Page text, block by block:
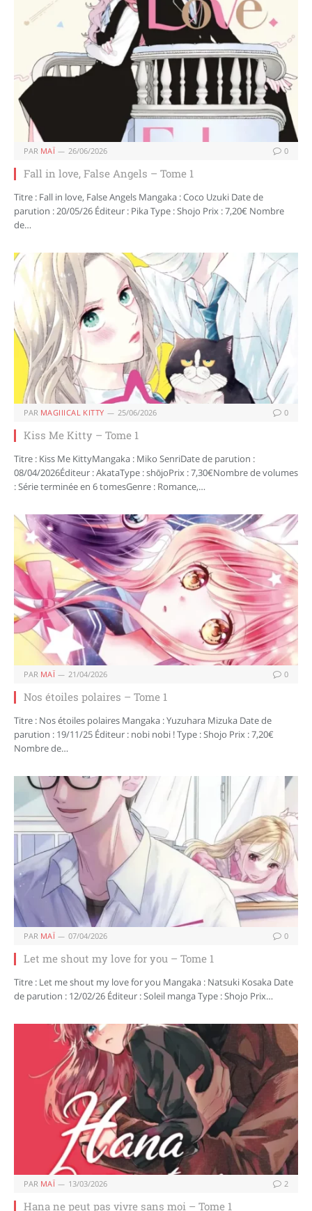
PAR MAÏ 26/06/2026 0
Fall in love, False Angels – Tome 1
Titre : Fall in love, False Angels Mangaka : Coco Uzuki Date de
parution : 20/05/26 Éditeur : Pika Type : Shojo Prix : 7,20€ Nombre
de…
PAR MAGIIICAL KITTY 25/06/2026 0
Kiss Me Kitty – Tome 1
Titre : Kiss Me KittyMangaka : Miko SenriDate de parution :
08/04/2026Éditeur : AkataType : shōjoPrix : 7,30€Nombre de volumes
: Série terminée en 6 tomesGenre : Romance,…
PAR MAÏ 21/04/2026 0
Nos étoiles polaires – Tome 1
Titre : Nos étoiles polaires Mangaka : Yuzuhara Mizuka Date de
parution : 19/11/25 Éditeur : nobi nobi ! Type : Shojo Prix : 7,20€
Nombre de…
PAR MAÏ 07/04/2026 0
Let me shout my love for you – Tome 1
Titre : Let me shout my love for you Mangaka : Natsuki Kosaka Date
de parution : 12/02/26 Éditeur : Soleil manga Type : Shojo Prix…
PAR MAÏ 13/03/2026 2
Hana ne peut pas vivre sans moi – Tome 1